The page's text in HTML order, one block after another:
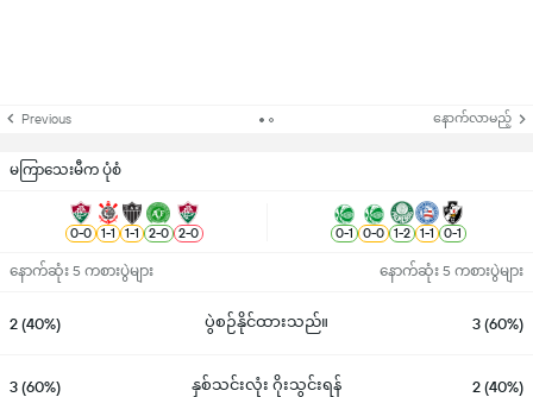
Previous နောက်လာမည့်
မကြာသေးမီက ပုံစံ
0-0 1-1 1-1 2-0 2-0 0-1 0-0 1-2 1-1 0-1
နောက်ဆုံး 5 ကစားပွဲများ နောက်ဆုံး 5 ကစားပွဲများ
2 (40%) ပွဲစဉ်နိုင်ထားသည်။ 3 (60%)
3 (60%) နှစ်သင်းလုံး ဂိုးသွင်းရန် 2 (40%)